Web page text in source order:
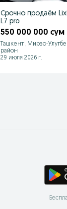
Срочно продаём
L7 pro
550 000 000 сум
Ташкент, Мирзо-
район
29 июля 2026 г.